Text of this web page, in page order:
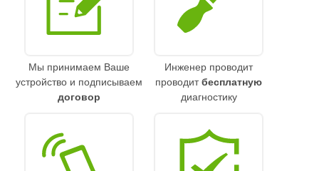
Мы принимаем Ваше
устройство и подписываем
договор
Инженер проводит
проводитбесплатную
диагностику